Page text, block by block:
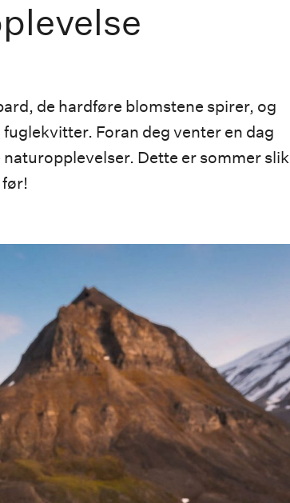
de hardføre blomstene spirer, og
Foran deg venter en dag
Dette er sommer slik